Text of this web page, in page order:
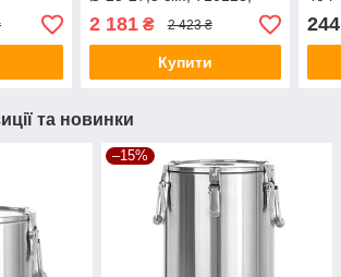
710135, 710227, 710234,
710326, 710104, 710111,
710203 Hendi
2 181₴ 2 423 ₴
Купити
та новинки
–15%